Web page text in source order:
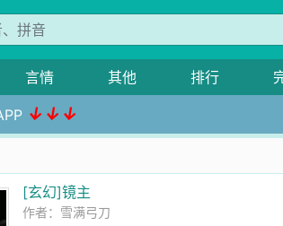
言情 其他 排行
↓↓↓
[玄幻]镜主
作者： 雪满弓刀